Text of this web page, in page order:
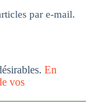
par e-mail.
En
vos